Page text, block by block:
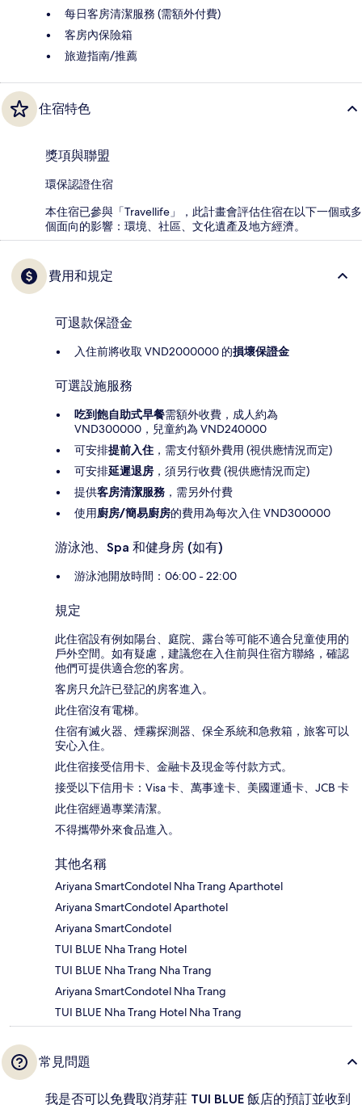
每日客房清潔服務 (需額外付費)
客房內保險箱
旅遊指南/推薦
住宿特色
獎項與聯盟
環保認證住宿
本住宿已參與「Travellife」，此計畫會評估住宿在以下一個或多
個面向的影響：環境、社區、文化遺產及地方經濟。
費用和規定
可退款保證金
入住前將收取 VND2000000 的損壞保證金
可選設施服務
吃到飽自助式早餐需額外收費，成人約為
VND300000，兒童約為 VND240000
可安排提前入住 ，需支付額外費用 (視供應情況而定)
可安排延遲退房 ，須另行收費 (視供應情況而定)
提供客房清潔服務 ，需另外付費
使用廚房/簡易廚房的費用為每次入住 VND300000
游泳池、Spa 和健身房 (如有)
游泳池開放時間：06:00 - 22:00
規定
此住宿設有例如陽台、庭院、露台等可能不適合兒童使用的
戶外空間。如有疑慮，建議您在入住前與住宿方聯絡，確認
他們可提供適合您的客房。
客房只允許已登記的房客進入。
此住宿沒有電梯。
住宿有滅火器、煙霧探測器、保全系統和急救箱，旅客可以
安心入住。
此住宿接受信用卡、金融卡及現金等付款方式。
接受以下信用卡：Visa 卡、萬事達卡、美國運通卡、JCB 卡
此住宿經過專業清潔。
不得攜帶外來食品進入。
其他名稱
Ariyana SmartCondotel Nha Trang Aparthotel
Ariyana SmartCondotel Aparthotel
Ariyana SmartCondotel
TUI BLUE Nha Trang Hotel
TUI BLUE Nha Trang Nha Trang
Ariyana SmartCondotel Nha Trang
TUI BLUE Nha Trang Hotel Nha Trang
常見問題
我是否可以免費取消芽莊 TUI BLUE 飯店的預訂並收到